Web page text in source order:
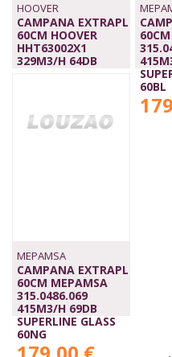
HOOVER
CAMPANA EXTRAPL
60CM HOOVER
HHT63002X1
329M3/H 64DB
60BL
MEPAMSA
CAMPANA EXTRAPL
60CM MEPAMSA
315.0486.069
415M3/H 69DB
SUPERLINE GLASS
60NG